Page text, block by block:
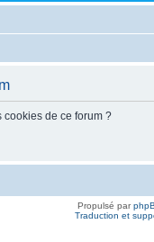
cookies de ce forum ?
Propulsé par
Traduction et